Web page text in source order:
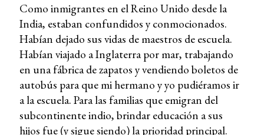
Como inmigrantes en el Reino Unido desde la
India, estaban confundidos y conmocionados.
Habían dejado sus vidas de maestros de escuela.
Habían viajado a Inglaterra por mar, trabajando
en una fábrica de zapatos y vendiendo boletos de
autobús para que mi hermano y yo pudiéramos ir
a la escuela. Para las familias que emigran del
subcontinente indio, brindar educación a sus
hijos fue (y sigue siendo) la prioridad principal.